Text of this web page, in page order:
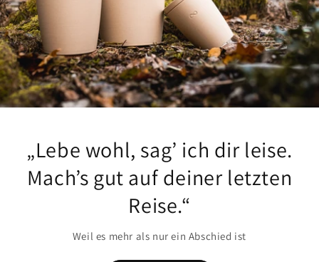
„Lebe wohl, sag’ ich dir leise.
Mach’s gut auf deiner letzten
Reise.“
Weil es mehr als nur ein Abschied ist